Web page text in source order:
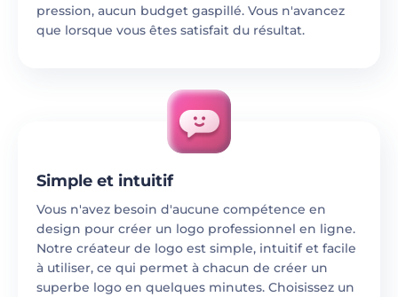
pression, aucun budget gaspillé. Vous n'avancez
que lorsque vous êtes satisfait du résultat.
Simple et intuitif
Vous n'avez besoin d'aucune compétence en
design pour créer un logo professionnel en ligne.
Notre créateur de logo est simple, intuitif et facile
à utiliser, ce qui permet à chacun de créer un
superbe logo en quelques minutes. Choisissez un